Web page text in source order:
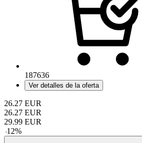
187636
Ver detalles de la oferta
26.27 EUR
26.27 EUR
29.99 EUR
-12%